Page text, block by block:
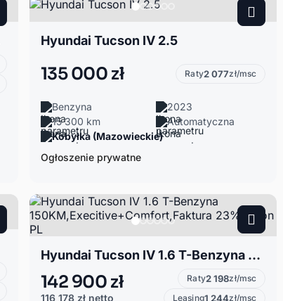
Hyundai Tucson IV 2.5
135 000 zł Raty2 077zł/msc
Benzyna
2023
15 300 km
Automatyczna
Kobyłka (Mazowieckie)
Ogłoszenie prywatne
Hyundai Tucson IV 1.6 T-Benzyna 150KM,Execitive+Comfort,Faktura 23%,Salon PL
142 900 zł
116 178 zł netto
Raty2 198zł/msc
Leasing1 244zł/msc